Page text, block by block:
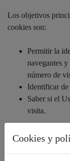
Los objetivos
cookies son:
Permitir la
navegantes
número de
Identificar
Saber si el
visita.
A continuación, se
el Sitio Web:
Cookies y